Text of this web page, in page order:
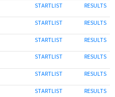
STARTLIST RESULTS
STARTLIST RESULTS
STARTLIST RESULTS
STARTLIST RESULTS
STARTLIST RESULTS
STARTLIST RESULTS